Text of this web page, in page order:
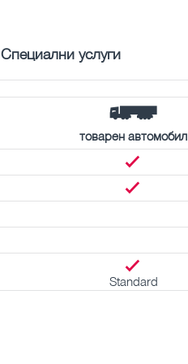
Специални услуги
товарен автомобил
Standard